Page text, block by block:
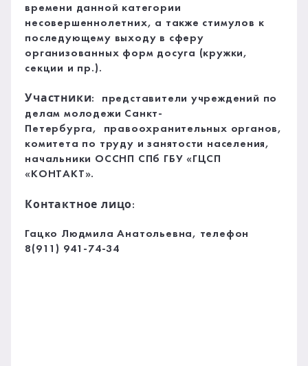
времени данной категории
несовершеннолетних, а также стимулов к
последующему выходу в сферу
организованных форм досуга (кружки,
секции и пр.).
Участники: представители учреждений по
делам молодежи Санкт-
Петербурга, правоохранительных органов,
комитета по труду и занятости населения,
начальники ОССНП СПб ГБУ «ГЦСП
«КОНТАКТ».
Контактное лицо:
Гацко Людмила Анатольевна, телефон
8(911) 941-74-34